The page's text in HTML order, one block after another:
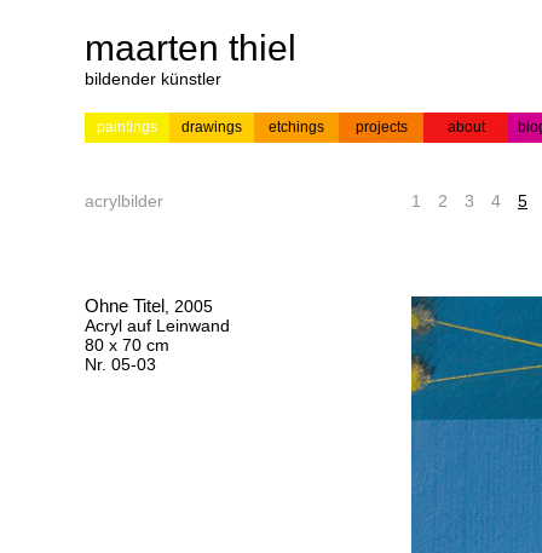
maarten thiel
bildender künstler
paintings drawings etchings projects about
acrylbilder 1 2 3 4 5
Ohne Titel
, 2005
Acryl auf Leinwand
80 x 70 cm
Nr. 05-03